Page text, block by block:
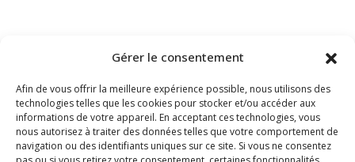
Gérer le consentement
Afin de vous offrir la meilleure expérience possible, nous utilisons des
technologies telles que les cookies pour stocker et/ou accéder aux
informations de votre appareil. En acceptant ces technologies, vous
nous autorisez à traiter des données telles que votre comportement de
navigation ou des identifiants uniques sur ce site. Si vous ne consentez